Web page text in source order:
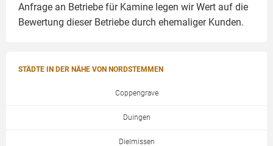
Anfrage an Betriebe für Kamine legen wir Wert auf die
Bewertung dieser Betriebe durch ehemaliger Kunden.
STÄDTE IN DER NÄHE VON NORDSTEMMEN
Coppengrave
Duingen
Dielmissen